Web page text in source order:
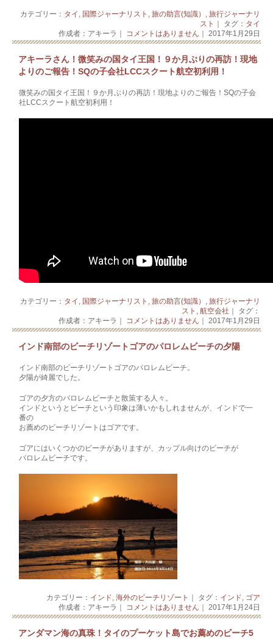
カテゴリー： タイ , 国際ジャーナリスト , 旅の助言(知識） , 旅行ジャーナリ
スト
｜ タグ： タイ
作成者：アキーラ｜ コメントはありません ｜ 2017年1月29日
アキーラさん！微笑みの国タイ王国！９か月ぶりの再訪！現地
よりのご報告！SQの子会社LCCスクート航空初利用！
微笑みの国タイ王国！９か月ぶりの再訪！現地よりのご報告！SQの子会
社LCCスクート航空初利用！
カテゴリー： タイ , 国際ジャーナリスト , 旅の助言(知識） , 旅行ジャーナリ
スト , 航空会社 ｜ タグ：
作成者：アキーラ｜ コメントはありません ｜ 2017年1月29日
インド南部のビーチリゾートゴアのパロレムビーチの夕陽
インド南部のビーチリゾートゴアのパロレムビーチ。
夕陽が綺麗でした。
ゴアの夕方のパロレムビーチと散策する人々。
インドというとビーチという印象は薄いかもしれませんが、インドで一
番の
お薦めのビーチリゾートはゴアです。
ゴアにはいくつかのビーチがありますが、カップル向けのビーチが
パロレムビーチです。
カテゴリー： インド, 海外のビーチリゾート ｜ タグ： インド, ゴア
作成者：アキーラ｜ コメントはありません ｜ 2017年1月24日
アンダマン海の真珠！タイのプーケット島でお薦めのビーチ5